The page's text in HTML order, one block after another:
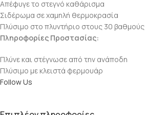
Απέφυγε το στεγνό καθάρισμα
Σιδέρωμα σε χαμηλή θερμοκρασία
Πλύσιμο στο πλυντήριο στους 30 βαθμούς
Πληροφορίες Προστασίας:
Πλύνε και στέγνωσε από την ανάποδη
Πλύσιμο με κλειστά φερμουάρ
Follow Us